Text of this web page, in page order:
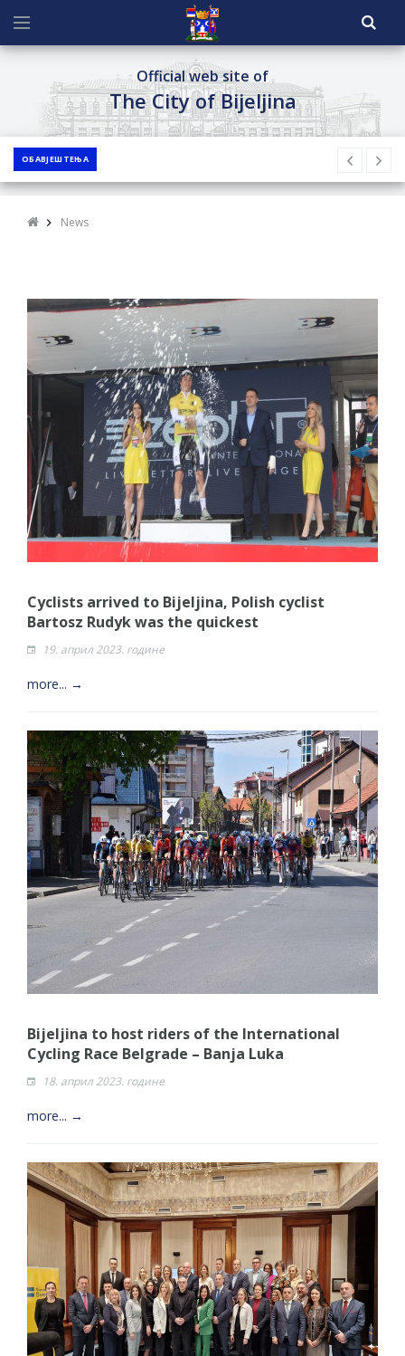
Official web site of
The City of Bijeljina
ОБАВЈЕШТЕЊА
News
Cyclists arrived to Bijeljina, Polish cyclist
Bartosz Rudyk was the quickest
19. април 2023. године
more... →
Bijeljina to host riders of the International
Cycling Race Belgrade – Banja Luka
18. април 2023. године
more... →